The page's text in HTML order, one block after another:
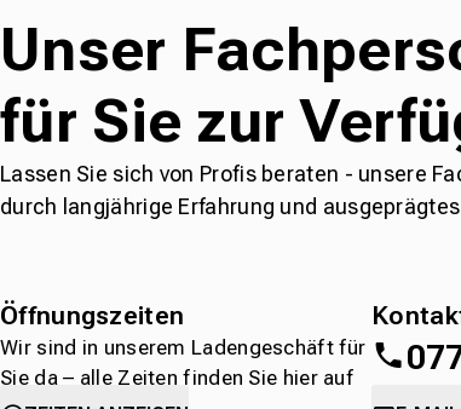
Unser
für Sie zur
Lassen Sie sich von Profis beraten - unsere
durch langjährige Erfahrung und
Öffnungszeiten
Wir sind in unserem Ladengeschäft für
Sie da – alle Zeiten finden Sie hier auf